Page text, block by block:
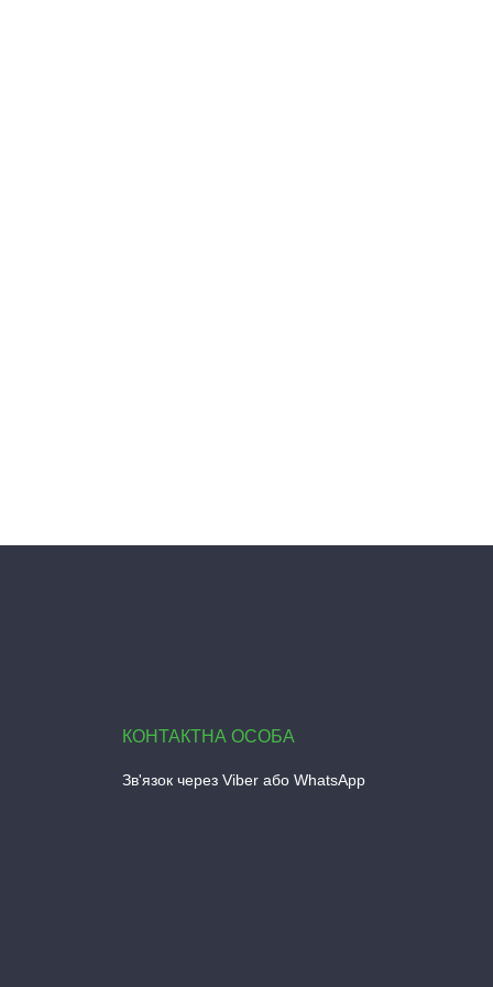
Зв'язок через Viber або WhatsApp